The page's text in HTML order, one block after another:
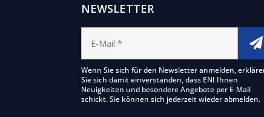
NEWSLETTER
Wenn Sie sich für den Newsletter anmelden,
Sie sich damit einverstanden, dass ENI Ihnen
Neuigkeiten und besondere Angebote per E-Mail
schickt. Sie können sich jederzeit wieder abmelden.